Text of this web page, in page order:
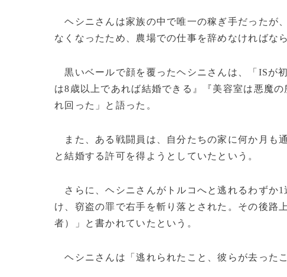
ヘシニさんは家族の中で唯一の稼ぎ手だったが
なくなったため、農場での仕事を辞めなければな
黒いベールで顔を覆ったヘシニさんは、「ISが
は8歳以上であれば結婚できる』『美容室は悪魔
れ回った」と語った。
また、ある戦闘員は、自分たちの家に何か月も
と結婚する許可を得ようとしていたという。
さらに、ヘシニさんがトルコへと逃れるわずか
け、窃盗の罪で右手を斬り落とされた。その後路
者）」と書かれていたという。
ヘシニさんは「逃れられたこと、彼らが去った